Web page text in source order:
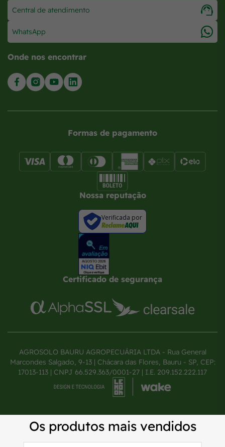
Central de atendimento
WhatsApp
Onde nos encontrar
Formas de pagamento
Nossa reputação
Verificada por
Certificado de segurança
AGROSOLO BAURU AGROPECUÁRIA LTDA - Rua General
Marcondes Salgado, 9-13 | Chácara das Flores, Bauru - SP, CEP:
17013-113 | CNPJ 66.529.363/0001-27 | I.E. 209.152.222.117